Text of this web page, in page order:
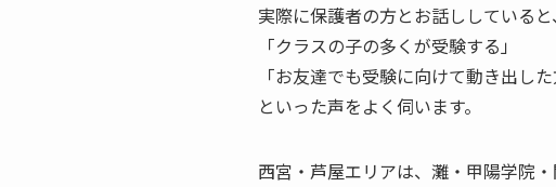
実際に保護者の方とお話ししていると
「クラスの子の多くが受験する」
「お友達でも受験に向けて動き出した
といった声をよく伺います。
西宮・芦屋エリアは、灘・甲陽学院